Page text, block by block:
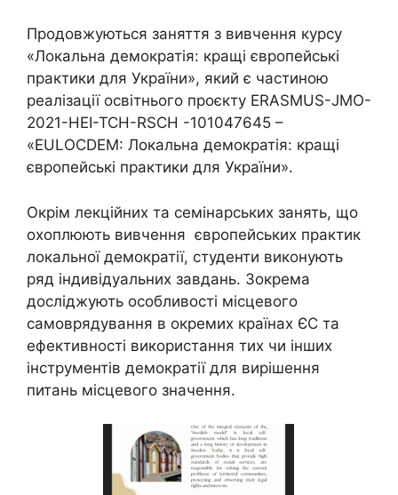
Продовжуються заняття з вивчення курсу
«Локальна демократія: кращі європейські
практики для України», який є частиною
реалізації освітнього проєкту ERASMUS-JMO-
2021-HEI-TCH-RSCH -101047645 –
«EULOCDEM: Локальна демократія: кращі
європейські практики для України».
Окрім лекційних та семінарських занять, що
охоплюють вивчення європейських практик
локальної демократії, студенти виконують
ряд індивідуальних завдань. Зокрема
досліджують особливості місцевого
самоврядування в окремих країнах ЄС та
ефективності використання тих чи інших
інструментів демократії для вирішення
питань місцевого значення.